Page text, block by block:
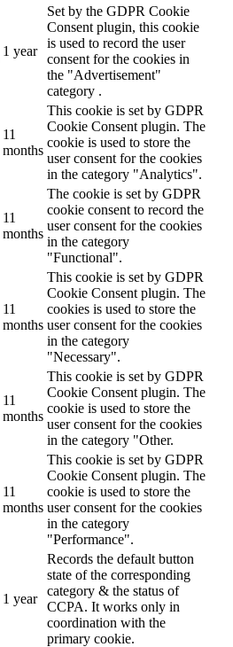
1 year
Set by the GDPR Cookie
Consent plugin, this cookie
is used to record the user
consent for the cookies in
the "Advertisement"
category .
11
months
This cookie is set by GDPR
Cookie Consent plugin. The
cookie is used to store the
user consent for the cookies
in the category "Analytics".
11
months
The cookie is set by GDPR
cookie consent to record the
user consent for the cookies
in the category
"Functional".
11
months
This cookie is set by GDPR
Cookie Consent plugin. The
cookies is used to store the
user consent for the cookies
in the category
"Necessary".
11
months
This cookie is set by GDPR
Cookie Consent plugin. The
cookie is used to store the
user consent for the cookies
in the category "Other.
11
months
This cookie is set by GDPR
Cookie Consent plugin. The
cookie is used to store the
user consent for the cookies
in the category
"Performance".
1 year
Records the default button
state of the corresponding
category & the status of
CCPA. It works only in
coordination with the
primary cookie.